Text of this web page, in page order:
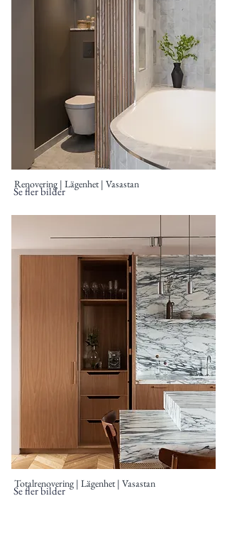
Renovering | Lägenhet | Vasastan
Se fler bilder
Totalrenovering | Lägenhet | Vasastan
Se fler bilder